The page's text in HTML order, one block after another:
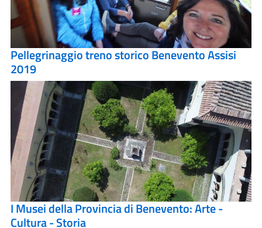
Pellegrinaggio treno storico Benevento Assisi
2019
I Musei della Provincia di Benevento: Arte -
Cultura - Storia